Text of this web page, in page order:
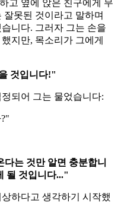
고 옆에 앉은 친구에게 무
못된 것이라고 말하며
니다. 그러자 그는 손을
지만, 목소리가 그에게
것입니다!"
되어 그는 물었습니다:
는 것만 알면 충분합니
될 것입니다..."
하다고 생각하기 시작했